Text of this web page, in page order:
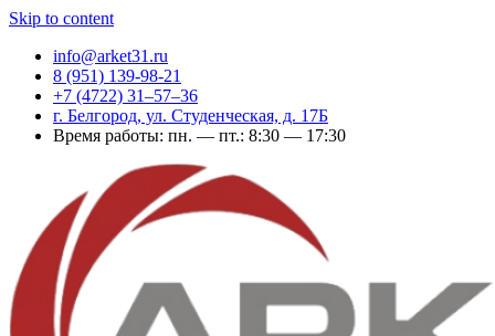
Skip to content
info@arket31.ru
8 (951) 139-98-21
+7 (4722) 31‒57‒36
г. Белгород, ул. Студенческая, д. 17Б
Время работы: пн. — пт.: 8:30 — 17:30